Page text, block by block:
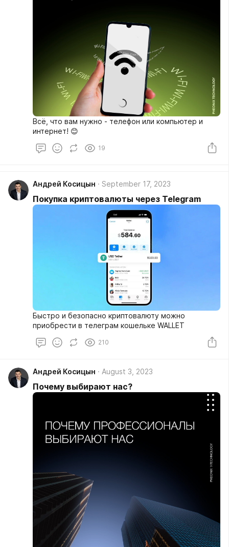
Всё, что вам нужно - телефон или компьютер и
интернет! 😊
19
Андрей Косицын September 17, 2023
Покупка криптовалюты через Telegram
Быстро и безопасно криптовалюту можно
приобрести в телеграм кошельке WALLET
210
Андрей Косицын August 3, 2023
Почему выбирают нас?